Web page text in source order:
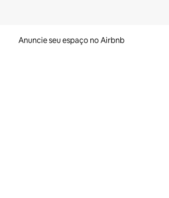
Anuncie seu espaço no Airbnb